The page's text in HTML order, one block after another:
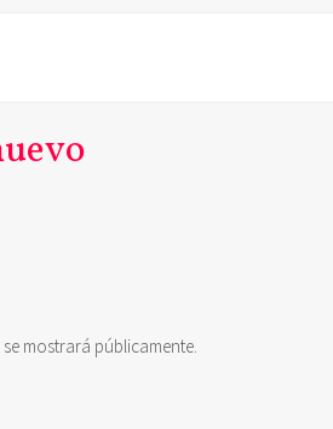
mostrará públicamente.